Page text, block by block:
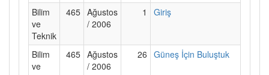
Bilim
ve
Teknik
465 Ağustos
/ 2006
1 Giriş
Bilim
ve
465 Ağustos
/ 2006
26 Güneş İçin Buluştuk